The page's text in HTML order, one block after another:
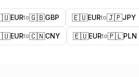
EURto🇬🇧GBP 🇪🇺EURto🇯🇵JPY
EURto🇨🇳CNY 🇪🇺EURto🇵🇱PLN